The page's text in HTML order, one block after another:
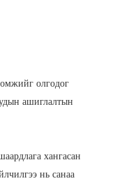
олгодог
ашиглалтын
хангасан
нь санаа